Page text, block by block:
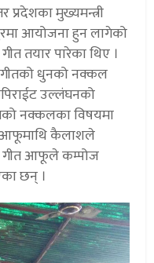
प्रदेशका मुख्यमन्त्री
आयोजना हुन लागेको
तयार पारेका थिए ।
धुनको नक्कल
उल्लंघनको
नक्कलका विषयमा
आफूमाथि कैलाशले
गीत आफूले कम्पोज
छन् ।